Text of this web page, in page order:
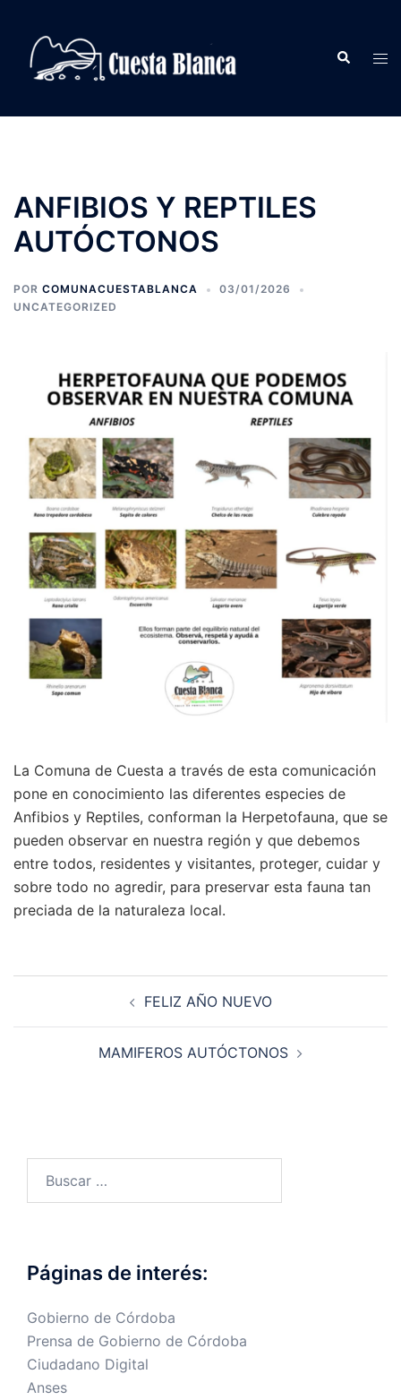
contenido
Buscar
ANFIBIOS Y REPTILES
AUTÓCTONOS
POR COMUNACUESTABLANCA
03/01/2026
UNCATEGORIZED
La Comuna de Cuesta a través de esta comunicación
pone en conocimiento las diferentes especies de
Anfibios y Reptiles, conforman la Herpetofauna, que se
pueden observar en nuestra región y que debemos
entre todos, residentes y visitantes, proteger, cuidar y
sobre todo no agredir, para preservar esta fauna tan
preciada de la naturaleza local.
entradas
FELIZ AÑO NUEVO
MAMIFEROS AUTÓCTONOS
Páginas de interés:
Gobierno de Córdoba
Prensa de Gobierno de Córdoba
Ciudadano Digital
Anses